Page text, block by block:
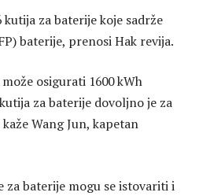
za baterije koje sadrže
baterije, prenosi Hak revija.
osigurati 1600 kWh
za baterije dovoljno je za
Wang Jun, kapetan
za baterije mogu se istovariti i